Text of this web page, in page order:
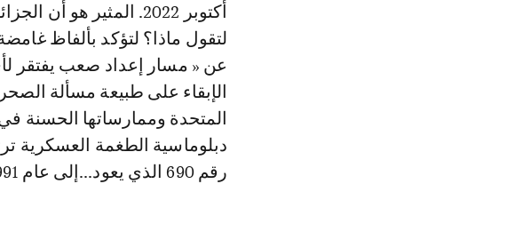
أكتوبر 2022. المثير
لتقول ماذا؟ لتؤكد بألفاظ
عن « مسار إعداد صعب يفتقر
الإبقاء على طبيعة مسألة
المتحدة وممارساتها الحسنة
دبلوماسية الطغمة العسكرية
رقم 690 الذي يعود...إلى عام 1991. وهو موقف عفا عنه الزمن.